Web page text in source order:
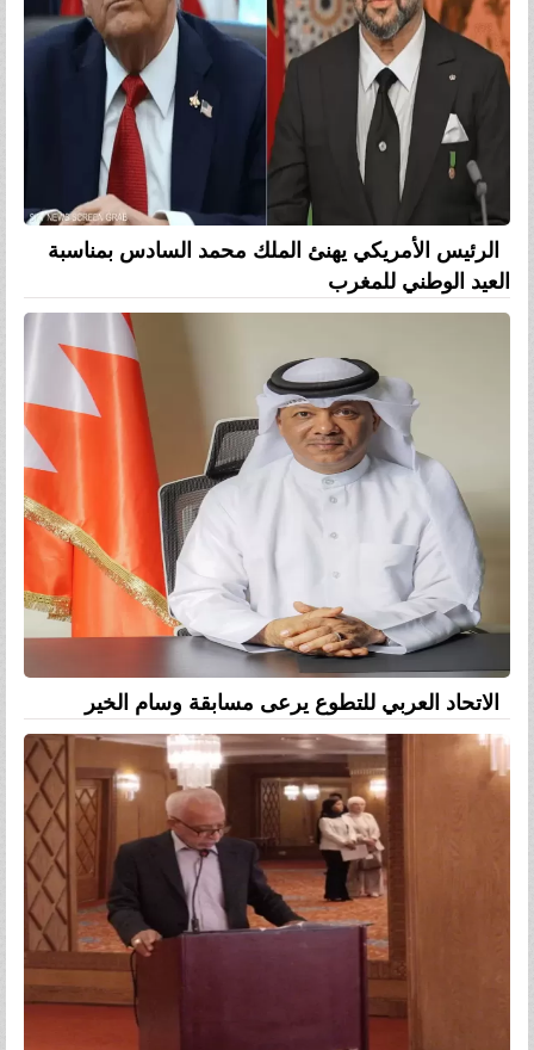
الرئيس الأمريكي يهنئ الملك محمد السادس بمناسبة
العيد الوطني للمغرب
الاتحاد العربي للتطوع يرعى مسابقة وسام الخير